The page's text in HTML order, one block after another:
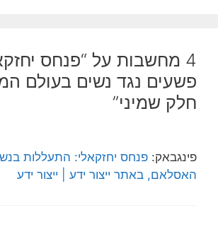
4 מחשבות על “פנחס
פשעים נגד נשים בעולם
חלק שמיני”
פינגבאק: פנחס יחזקאלי: התעללות
האסלאם, באתר ייצור ידע | ייצור ידע